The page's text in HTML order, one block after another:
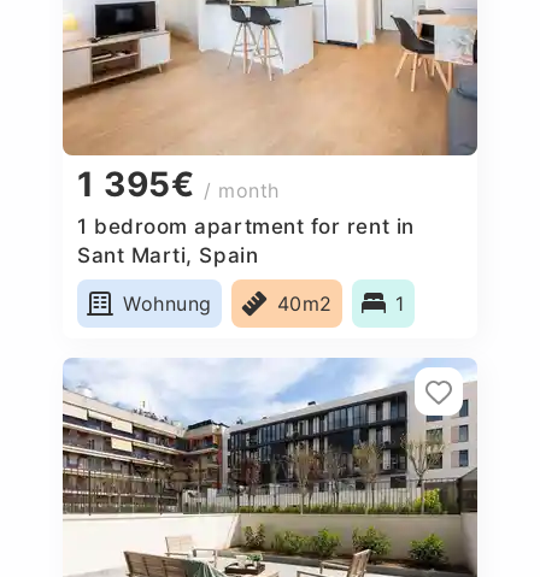
1 395€ / month
1 bedroom apartment for rent in
Sant Marti, Spain
Wohnung
40m2 1